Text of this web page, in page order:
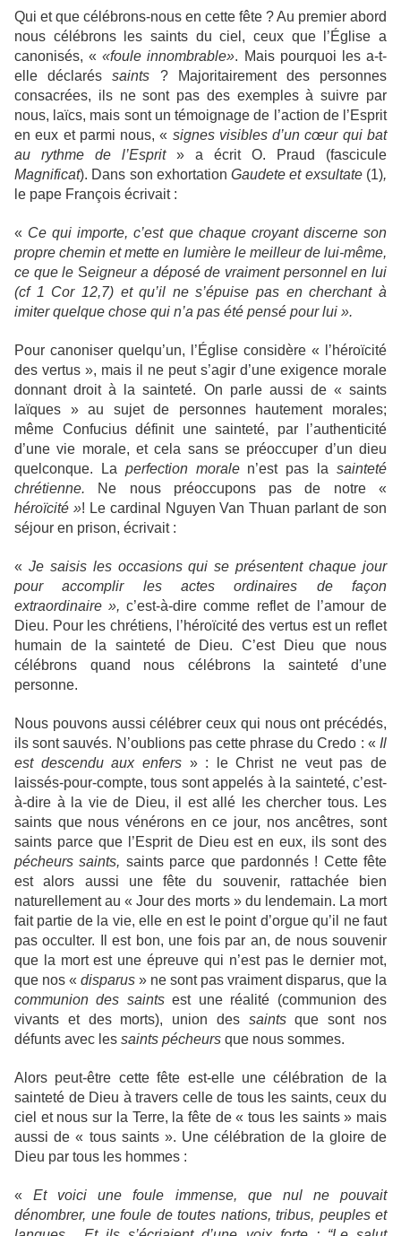
Qui et que célébrons-nous en cette fête ? Au premier abord
nous célébrons les saints du ciel, ceux que l’Église a
canonisés, ««foule innombrable». Mais pourquoi les a-t-
elle déclaréssaints ? Majoritairement des personnes
consacrées, ils ne sont pas des exemples à suivre par
nous, laïcs, mais sont un témoignage de l’action de l’Esprit
en eux et parmi nous, « signes visibles d’un cœur qui bat
au rythme de l’Esprit» a écrit O. Praud (fascicule
Magnificat). Dans son exhortationGaudete et exsultate (1),
le pape François écrivait :
« Ce qui importe, c’est que chaque croyant discerne son
propre chemin et mette en lumière le meilleur de lui-même,
ce que le Seigneur a déposé de vraiment personnel en lui
(cf 1 Cor 12,7) et qu’il ne s’épuise pas en cherchant à
imiter quelque chose qui n’a pas été pensé pour lui ».
Pour canoniser quelqu’un, l’Église considère « l’héroïcité
des vertus », mais il ne peut s’agir d’une exigence morale
donnant droit à la sainteté. On parle aussi de « saints
laïques » au sujet de personnes hautement morales;
même Confucius définit une sainteté, par l’authenticité
d’une vie morale, et cela sans se préoccuper d’un dieu
quelconque. La perfection moralen’est pas lasainteté
chrétienne. Ne nous préoccupons pas de notre «
héroïcité »! Le cardinal Nguyen Van Thuan parlant de son
séjour en prison, écrivait :
« Je saisis les occasions qui se présentent chaque jour
pour accomplir les actes ordinaires de façon
extraordinaire »,c’est-à-dire comme reflet de l’amour de
Dieu. Pour les chrétiens, l’héroïcité des vertus est un reflet
humain de la sainteté de Dieu. C’est Dieu que nous
célébrons quand nous célébrons la sainteté d’une
personne.
Nous pouvons aussi célébrer ceux qui nous ont précédés,
ils sont sauvés. N’oublions pas cette phrase du Credo : « Il
est descendu aux enfers» : le Christ ne veut pas de
laissés-pour-compte, tous sont appelés à la sainteté, c’est-
à-dire à la vie de Dieu, il est allé les chercher tous. Les
saints que nous vénérons en ce jour, nos ancêtres, sont
saints parce que l’Esprit de Dieu est en eux, ils sont des
pécheurs saints, saints parce que pardonnés ! Cette fête
est alors aussi une fête du souvenir, rattachée bien
naturellement au « Jour des morts » du lendemain. La mort
fait partie de la vie, elle en est le point d’orgue qu’il ne faut
pas occulter. Il est bon, une fois par an, de nous souvenir
que la mort est une épreuve qui n’est pas le dernier mot,
que nos « disparus » ne sont pas vraiment disparus, que la
communion des saintsest une réalité (communion des
vivants et des morts), union des saintsque sont nos
défunts avec les saints pécheurs que nous sommes.
Alors peut-être cette fête est-elle une célébration de la
sainteté de Dieu à travers celle de tous les saints, ceux du
ciel et nous sur la Terre, la fête de « tous les saints » mais
aussi de « tous saints ». Une célébration de la gloire de
Dieu par tous les hommes :
«Et voici une foule immense, que nul ne pouvait
dénombrer, une foule de toutes nations, tribus, peuples et